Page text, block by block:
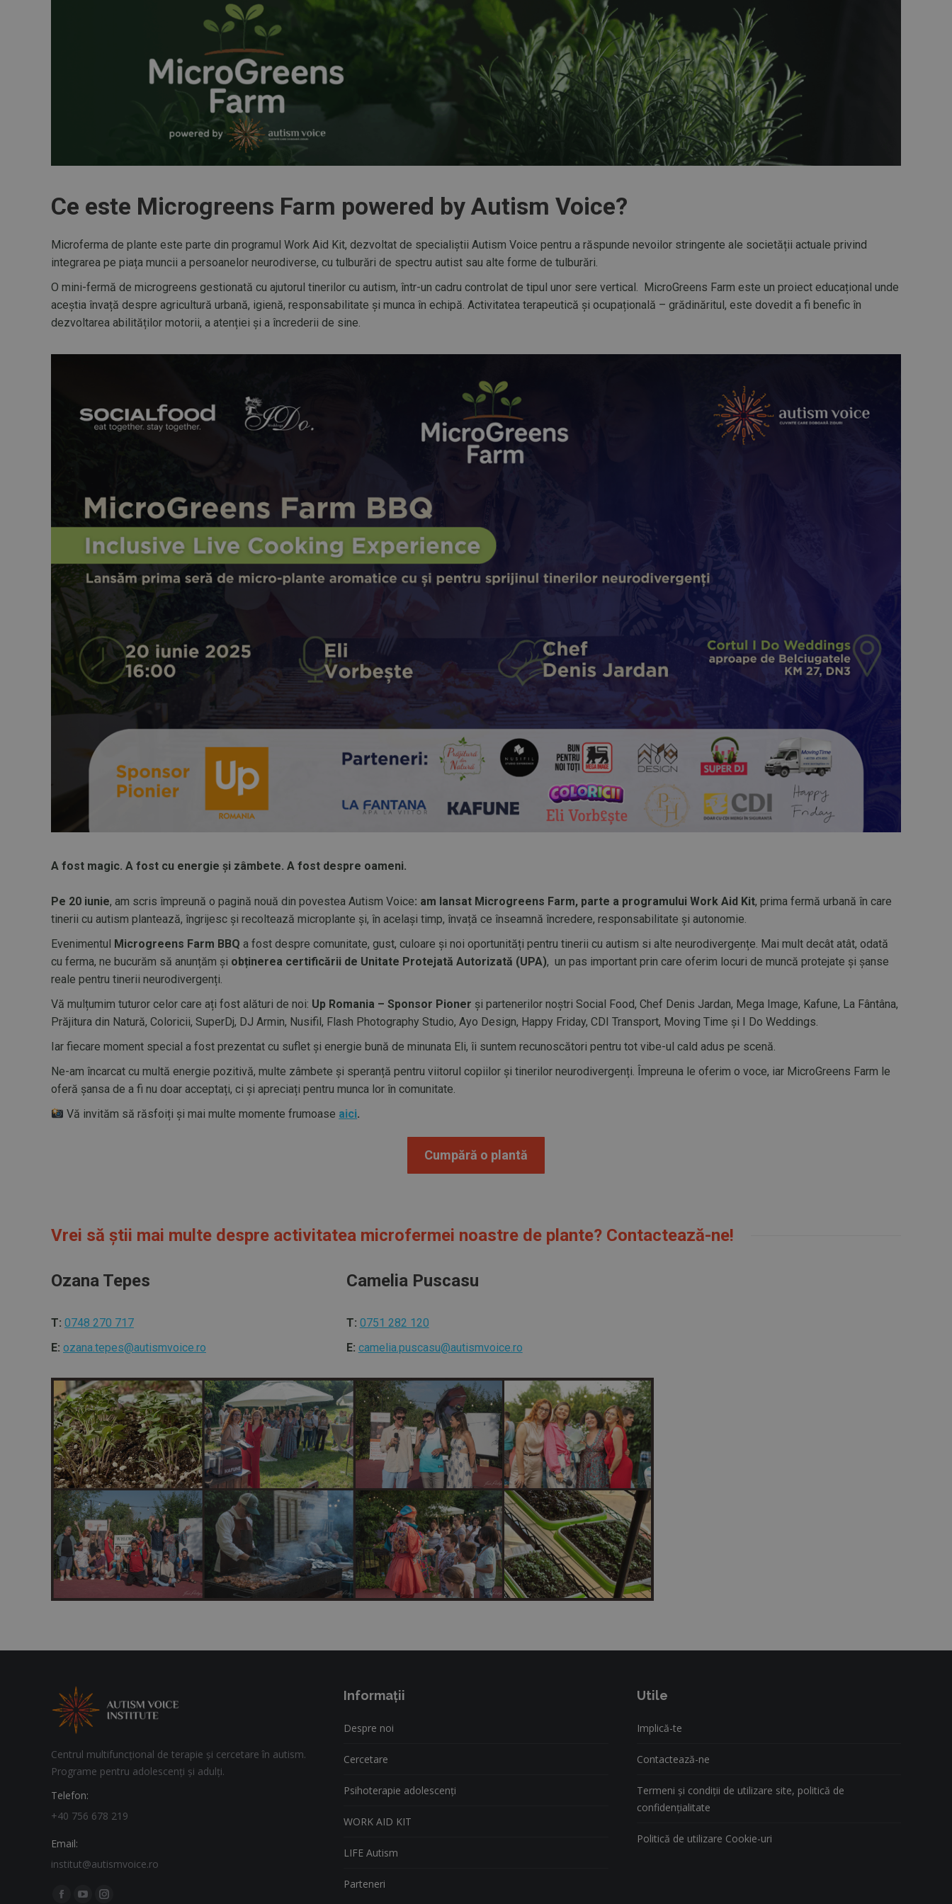
Ce este Microgreens Farm powered by Autism Voice?
Microferma de plante este parte din programul Work Aid Kit, dezvoltat de specialiștii Autism Voice pentru a răspunde nevoilor stringente ale societății actuale privind
integrarea pe piața muncii a persoanelor neurodiverse, cu tulburări de spectru autist sau alte forme de tulburări.
O mini-fermă de microgreens gestionată cu ajutorul tinerilor cu autism, într-un cadru controlat de tipul unor sere vertical. MicroGreens Farm este un proiect educațional unde
aceștia învață despre agricultură urbană, igienă, responsabilitate și munca în echipă. Activitatea terapeutică și ocupațională – grădinăritul, este dovedit a fi benefic în
dezvoltarea abilităților motorii, a atenției și a încrederii de sine.
A fost magic. A fost cu energie și zâmbete. A fost despre oameni.
Pe 20 iunie, am scris împreună o pagină nouă din povestea Autism Voice: am lansat Microgreens Farm, parte a programului Work Aid Kit, prima fermă urbană în care
tinerii cu autism plantează, îngrijesc și recoltează microplante și, în același timp, învață ce înseamnă încredere, responsabilitate și autonomie.
Evenimentul Microgreens Farm BBQ a fost despre comunitate, gust, culoare și noi oportunități pentru tinerii cu autism si alte neurodivergențe. Mai mult decât atât, odată
cu ferma, ne bucurăm să anunțăm și obținerea certificării de Unitate Protejată Autorizată (UPA), un pas important prin care oferim locuri de muncă protejate și șanse
reale pentru tinerii neurodivergenți.
Vă mulțumim tuturor celor care ați fost alături de noi: Up Romania – Sponsor Pioner și partenerilor noștri Social Food, Chef Denis Jardan, Mega Image, Kafune, La Fântâna,
Prăjitura din Natură, Coloricii, SuperDj, DJ Armin, Nusifil, Flash Photography Studio, Ayo Design, Happy Friday, CDI Transport, Moving Time și I Do Weddings.
Iar fiecare moment special a fost prezentat cu suflet și energie bună de minunata Eli, îi suntem recunoscători pentru tot vibe-ul cald adus pe scenă.
Ne-am încarcat cu multă energie pozitivă, multe zâmbete și speranță pentru viitorul copiilor și tinerilor neurodivergenți. Împreuna le oferim o voce, iar MicroGreens Farm le
oferă șansa de a fi nu doar acceptați, ci și apreciați pentru munca lor în comunitate.
Vă invităm să răsfoiți și mai multe momente frumoase aici.
Cumpără o plantă
Vrei să știi mai multe despre activitatea microfermei noastre de plante? Contactează-ne!
Ozana Tepes
T: 0748 270 717
E: ozana.tepes@autismvoice.ro
Camelia Puscasu
T: 0751 282 120
E: camelia.puscasu@autismvoice.ro
Centrul multifuncțional de terapie și cercetare în autism.
Programe pentru adolescenți și adulți.
Telefon:
+40 756 678 219
Email:
institut@autismvoice.ro
Find us on:
Informații
Despre noi
Cercetare
Psihoterapie adolescenți
WORK AID KIT
LIFE Autism
Parteneri
Utile
Implică-te
Contactează-ne
Termeni și condiții de utilizare site, politică de
confidențialitate
Politică de utilizare Cookie-uri